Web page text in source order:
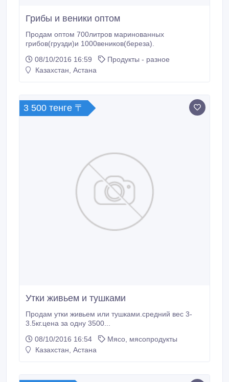
Грибы и веники оптом
Продам оптом 700литров маринованных
грибов(грузди)и 1000веников(береза).
08/10/2016 16:59
Продукты - разное
Казахстан, Астана
3 500 тенге 〒
Утки живьем и тушками
Продам утки живьем или тушками.средний вес 3-
3.5кг.цена за одну 3500...
08/10/2016 16:54
Мясо, мясопродукты
Казахстан, Астана